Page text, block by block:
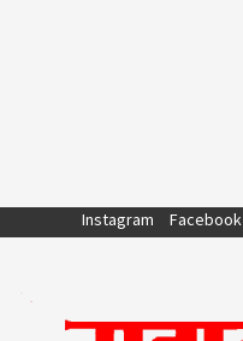
Instagram Facebook